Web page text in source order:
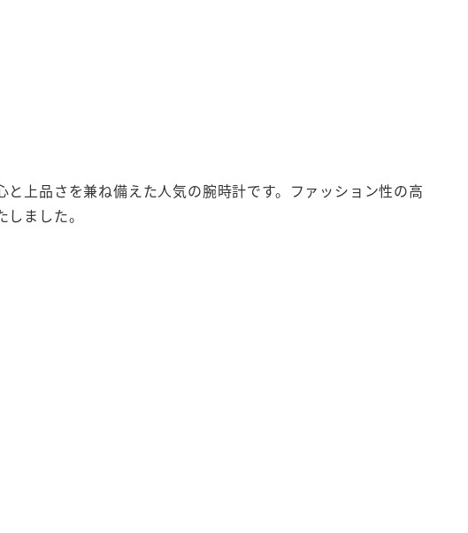
上品さを兼ね備えた人気の腕時計です。ファッション性の高
ました。